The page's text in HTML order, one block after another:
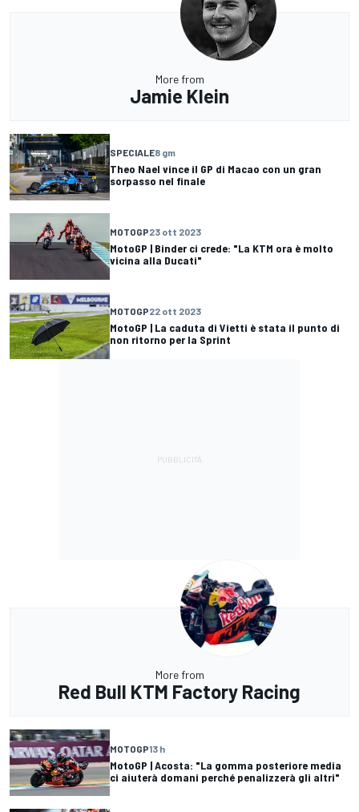
More from
Jamie Klein
SPECIALE8 gm
Theo Nael vince il GP di Macao con un gran
sorpasso nel finale
MOTOGP23 ott 2023
MotoGP | Binder ci crede: "La KTM ora è molto
vicina alla Ducati"
MOTOGP22 ott 2023
MotoGP | La caduta di Vietti è stata il punto di
non ritorno per la Sprint
More from
Red Bull KTM Factory Racing
MOTOGP13 h
MotoGP | Acosta: "La gomma posteriore media
ci aiuterà domani perché penalizzerà gli altri"